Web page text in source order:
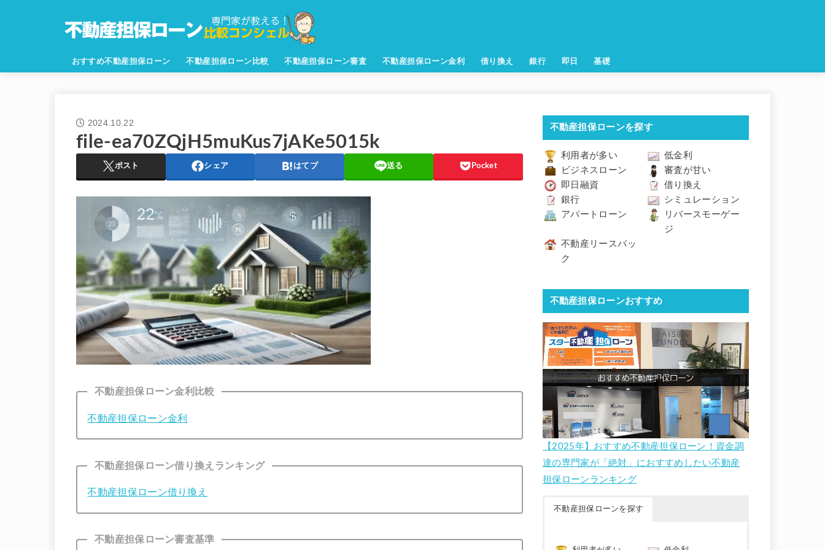
おすすめ不動産担保ローン 不動産担保ローン比較 不動産担保ローン審査 不動産担保ローン金利 借り換え 銀行 即日 基礎
2024.10.22
file-ea70ZQjH5muKus7jAKe5015k
ポスト シェア はてブ 送る Pocket
不動産担保ローン金利比較
不動産担保ローン金利
不動産担保ローン借り換えランキング
不動産担保ローン借り換え
不動産担保ローン審査基準
不動産担保ローンを探す
利用者が多い
低金利
ビジネスローン
審査が甘い
即日融資
借り換え
銀行
シミュレーション
アパートローン
リバースモーゲー
ジ
不動産リースバッ
ク
不動産担保ローンおすすめ
【2025年】おすすめ不動産担保ローン！資金調
達の専門家が「絶対」におすすめしたい不動産
担保ローンランキング
不動産担保ローンを探す